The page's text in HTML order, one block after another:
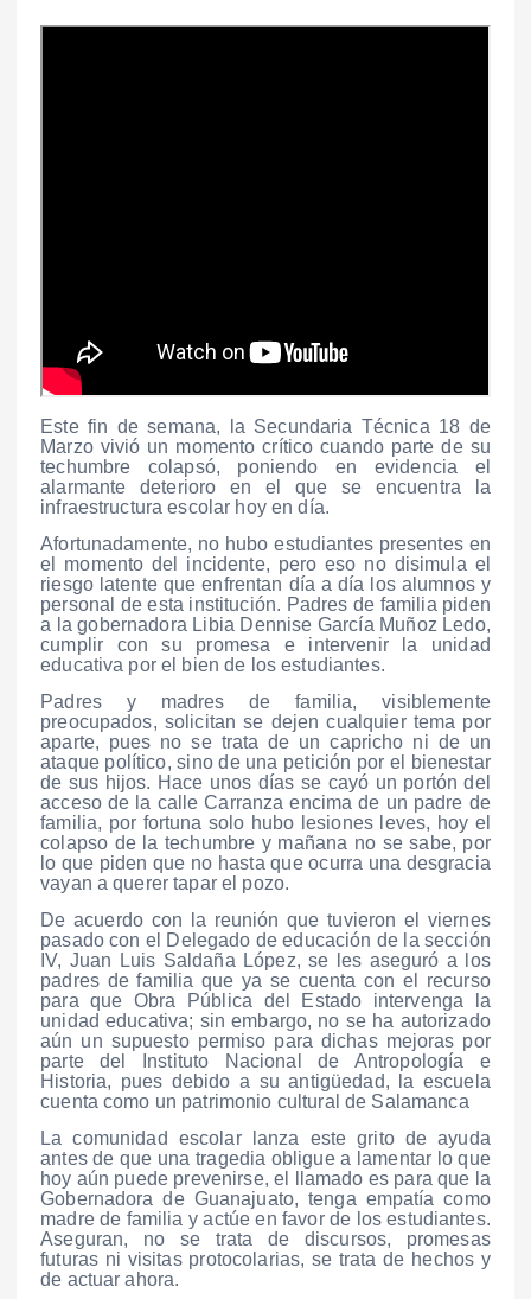
Este fin de semana, la Secundaria Técnica 18 de
Marzo vivió un momento crítico cuando parte de su
techumbre colapsó, poniendo en evidencia el
alarmante deterioro en el que se encuentra la
infraestructura escolar hoy en día.
Afortunadamente, no hubo estudiantes presentes en
el momento del incidente, pero eso no disimula el
riesgo latente que enfrentan día a día los alumnos y
personal de esta institución. Padres de familia piden
a la gobernadora Libia Dennise García Muñoz Ledo,
cumplir con su promesa e intervenir la unidad
educativa por el bien de los estudiantes.
Padres y madres de familia, visiblemente
preocupados, solicitan se dejen cualquier tema por
aparte, pues no se trata de un capricho ni de un
ataque político, sino de una petición por el bienestar
de sus hijos. Hace unos días se cayó un portón del
acceso de la calle Carranza encima de un padre de
familia, por fortuna solo hubo lesiones leves, hoy el
colapso de la techumbre y mañana no se sabe, por
lo que piden que no hasta que ocurra una desgracia
vayan a querer tapar el pozo.
De acuerdo con la reunión que tuvieron el viernes
pasado con el Delegado de educación de la sección
IV, Juan Luis Saldaña López, se les aseguró a los
padres de familia que ya se cuenta con el recurso
para que Obra Pública del Estado intervenga la
unidad educativa; sin embargo, no se ha autorizado
aún un supuesto permiso para dichas mejoras por
parte del Instituto Nacional de Antropología e
Historia, pues debido a su antigüedad, la escuela
cuenta como un patrimonio cultural de Salamanca
La comunidad escolar lanza este grito de ayuda
antes de que una tragedia obligue a lamentar lo que
hoy aún puede prevenirse, el llamado es para que la
Gobernadora de Guanajuato, tenga empatía como
madre de familia y actúe en favor de los estudiantes.
Aseguran, no se trata de discursos, promesas
futuras ni visitas protocolarias, se trata de hechos y
de actuar ahora.